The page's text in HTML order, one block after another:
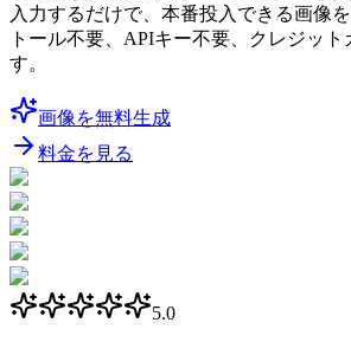
入力するだけで、本番投入できる画像
トール不要、APIキー不要、クレジッ
す。
画像を無料生成
料金を見る
5.0